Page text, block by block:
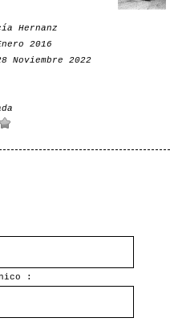
Hernanz
2016
Noviembre 2022
: